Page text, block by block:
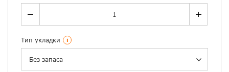
Тип укладки i
Без запаса